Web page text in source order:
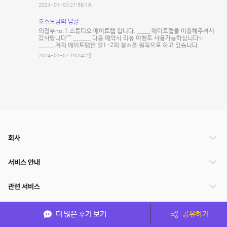
2024-01-03 21:58:16
호스트님의 답글
의정부no.1 스튜디오 에이트랩 입니다. _____ 에이트랩을 이용해주셔서
감사합니다^^ _______ 다음 예약시 리뷰 이벤트 사용가능하십니다✨
______ 저희 에이트랩은 일1-2회 청소를 원칙으로 하고 있습니다.
2024-01-07 19:14:23
더 많은 후기 보기 공유하기
회사
서비스 안내
관련 서비스